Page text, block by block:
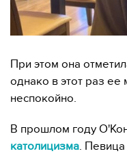
При этом она
однако в этот раз
неспокойно.
В прошлом году
католицизма. Певица